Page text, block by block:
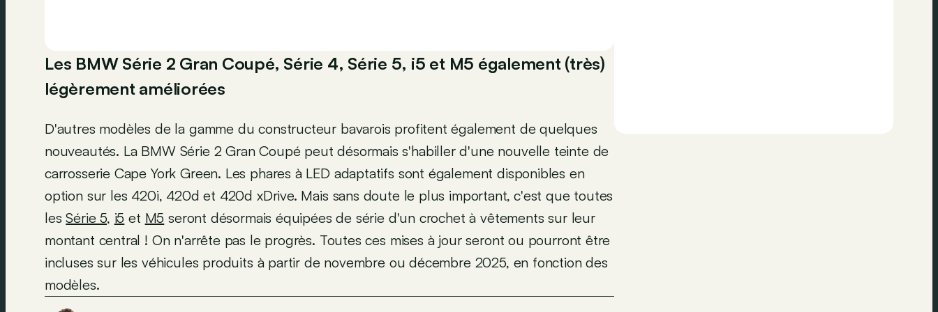
Les BMW Série 2 Gran Coupé, Série 4, Série 5, i5 et M5 également (très)
légèrement améliorées
D'autres modèles de la gamme du constructeur bavarois profitent également de quelques
nouveautés. La BMW Série 2 Gran Coupé peut désormais s'habiller d'une nouvelle teinte de
carrosserie Cape York Green. Les phares à LED adaptatifs sont également disponibles en
option sur les 420i, 420d et 420d xDrive. Mais sans doute le plus important, c'est que toutes
lesSérie 5, i5 et M5 seront désormais équipées de série d'un crochet à vêtements sur leur
montant central ! On n'arrête pas le progrès. Toutes ces mises à jour seront ou pourront être
incluses sur les véhicules produits à partir de novembre ou décembre 2025, en fonction des
modèles.